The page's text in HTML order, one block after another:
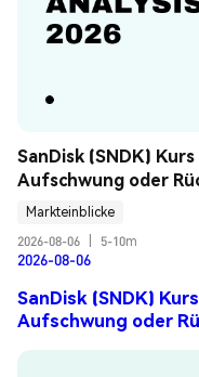
SanDisk (SNDK)
Aufschwung oder
Markteinblicke
2026-08-06
5-10m
2026-08-06
SanDisk (SNDK)
Aufschwung oder